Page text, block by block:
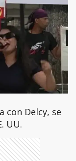
con Delcy, se
UU.